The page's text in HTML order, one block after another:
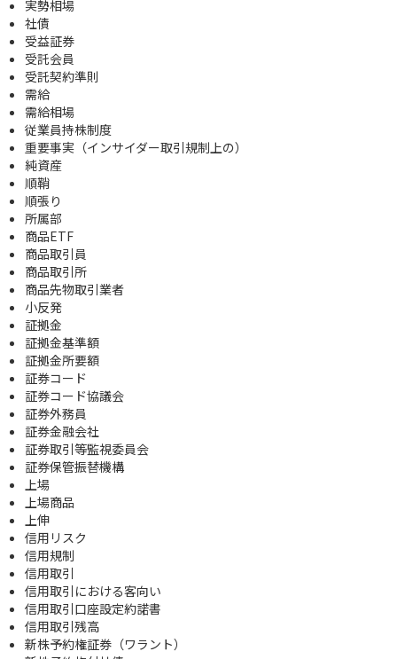
実勢相場
社債
受益証券
受託会員
受託契約準則
需給
需給相場
従業員持株制度
重要事実（インサイダー取引規制上の）
純資産
順鞘
順張り
所属部
商品ETF
商品取引員
商品取引所
商品先物取引業者
小反発
証拠金
証拠金基準額
証拠金所要額
証券コード
証券コード協議会
証券外務員
証券金融会社
証券取引等監視委員会
証券保管振替機構
上場
上場商品
上伸
信用リスク
信用規制
信用取引
信用取引における客向い
信用取引口座設定約諾書
信用取引残高
新株予約権証券（ワラント）